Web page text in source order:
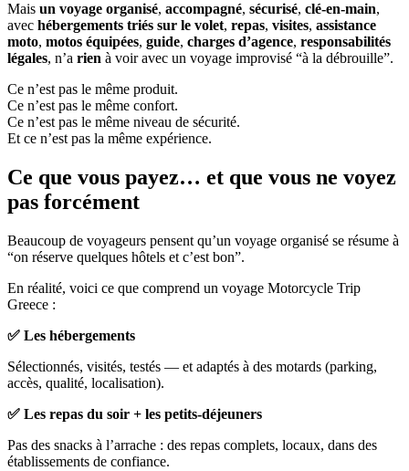
Mais un voyage organisé, accompagné, sécurisé, clé-en-main,
avec hébergements triés sur le volet, repas, visites, assistance
moto, motos équipées, guide, charges d’agence, responsabilités
légales, n’a rien à voir avec un voyage improvisé “à la débrouille”.
Ce n’est pas le même produit.
Ce n’est pas le même confort.
Ce n’est pas le même niveau de sécurité.
Et ce n’est pas la même expérience.
Ce que vous payez… et que vous ne voyez
pas forcément
Beaucoup de voyageurs pensent qu’un voyage organisé se résume à
“on réserve quelques hôtels et c’est bon”.
En réalité, voici ce que comprend un voyage Motorcycle Trip
Greece :
✅ Les hébergements
Sélectionnés, visités, testés — et adaptés à des motards (parking,
accès, qualité, localisation).
✅ Les repas du soir + les petits-déjeuners
Pas des snacks à l’arrache : des repas complets, locaux, dans des
établissements de confiance.